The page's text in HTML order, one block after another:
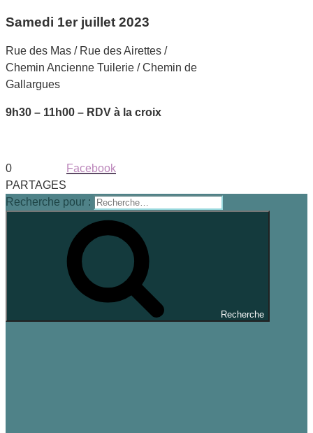
Samedi 1er juillet 2023
Rue des Mas / Rue des Airettes /
Chemin Ancienne Tuilerie / Chemin de
Gallargues
9h30 – 11h00 – RDV à la croix
0
PARTAGES
Facebook
Recherche pour :
Recherche